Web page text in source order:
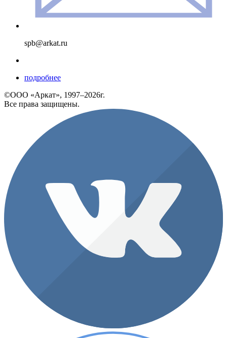
spb@arkat.ru
подробнее
©ООО «Аркат», 1997–2026г.
Все права защищены.